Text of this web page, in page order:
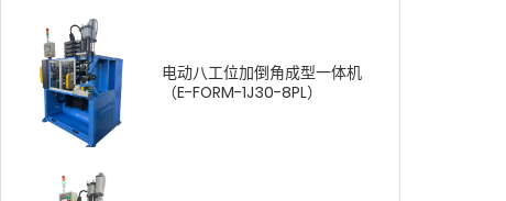
电动八工位加倒角成型一体机
（E-FORM-1J30-8PL）